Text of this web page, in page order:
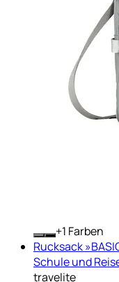
+ Farben
Rucksack
Schule und
travelite